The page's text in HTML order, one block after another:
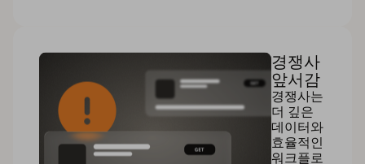
경쟁사
앞서감
경쟁사는
더 깊은
데이터와
효율적인
워크플로